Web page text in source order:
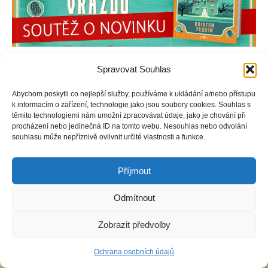
Spravovat Souhlas
Abychom poskytli co nejlepší služby, používáme k ukládání a/nebo přístupu
k informacím o zařízení, technologie jako jsou soubory cookies. Souhlas s
těmito technologiemi nám umožní zpracovávat údaje, jako je chování při
procházení nebo jedinečná ID na tomto webu. Nesouhlas nebo odvolání
souhlasu může nepříznivě ovlivnit určité vlastnosti a funkce.
Příjmout
Odmítnout
Zobrazit předvolby
Ochrana osobních údajů
Copyright © Weiron Dynamics, s.r.o. |Tvorba webových stráneka
SEO